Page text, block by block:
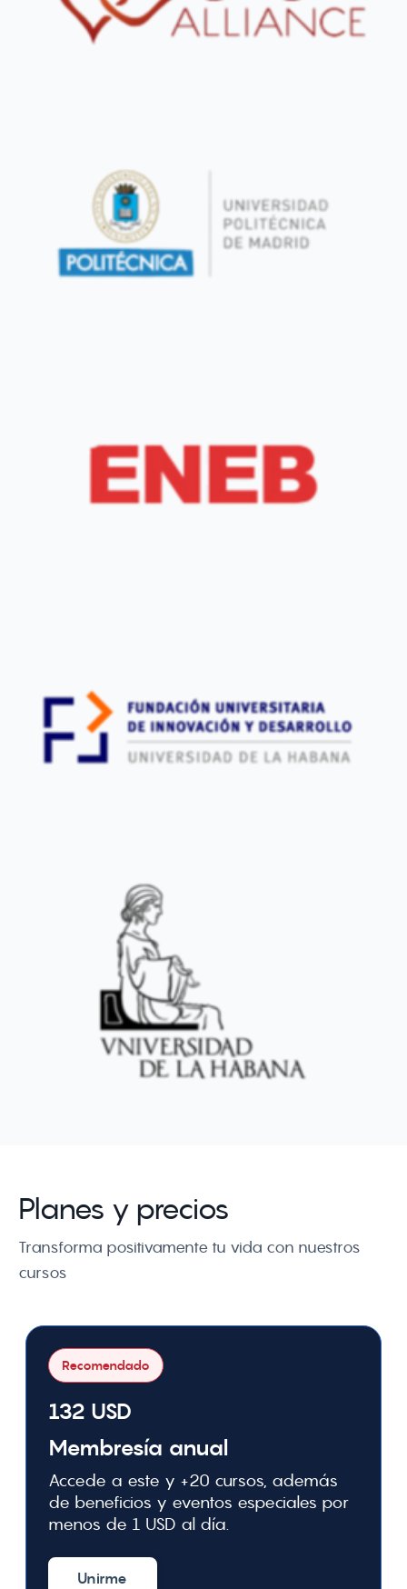
Planes y precios
Transforma positivamente tu vida con nuestros
cursos
Recomendado
132 USD
Membresía anual
Accede a este y +20 cursos, además
de beneficios y eventos especiales por
menos de 1 USD al día.
Unirme